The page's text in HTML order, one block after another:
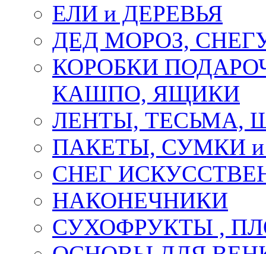
ЕЛИ и ДЕРЕВЬЯ
ДЕД МОРОЗ,
КОРОБКИ
КАШПО, ЯЩИКИ
ЛЕНТЫ, ТЕСЬМА,
ПАКЕТЫ, СУМКИ
СНЕГ
НАКОНЕЧНИКИ
СУХОФРУКТЫ ,